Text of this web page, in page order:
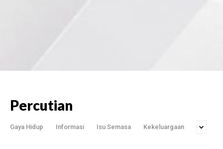
Percutian
Gaya Hidup Informasi Isu Semasa Kekeluargaan